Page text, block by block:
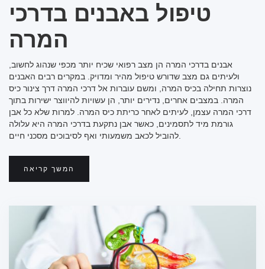
טיפול באבנים בדרכי
המרה
אבנים בדרכי המרה הן מצב רפואי שכיח יותר מכפי שנהוג לחשוב,
ולעיתים גם מצב שדורש טיפול מהיר ומדויק. במקרים רבים האבנים
נוצרות תחילה בכיס המרה, ומשם עוברות אל דרכי המרה דרך צינור כיס
המרה. במצבים אחרים, נדירים יותר, הן עשויות להיווצר ישירות בתוך
דרכי המרה עצמן, לעיתים לאחר כריתת כיס המרה. למרות שלא כל אבן
גורמת מיד לתסמינים, כאשר אבן נתקעת בדרכי המרה היא עלולה
המשך קריאה